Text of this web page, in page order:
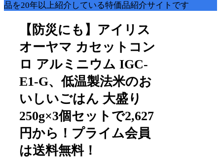
品を20年以上紹介している特価品紹介サイトです
【防災にも】アイリス
オーヤマ カセットコン
ロ アルミニウム IGC-
E1-G、低温製法米のお
いしいごはん 大盛り
250g×3個セットで2,627
円から！プライム会員
は送料無料！